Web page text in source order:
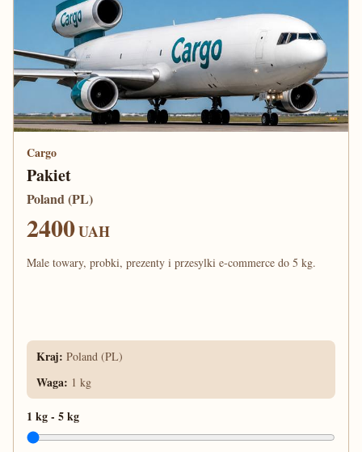
Cargo
Pakiet
Poland (PL)
2400UAH
Male towary, probki, prezenty i przesylki e-commerce do 5 kg.
Kraj: Poland (PL)
Waga: 1 kg
1 kg- 5 kg